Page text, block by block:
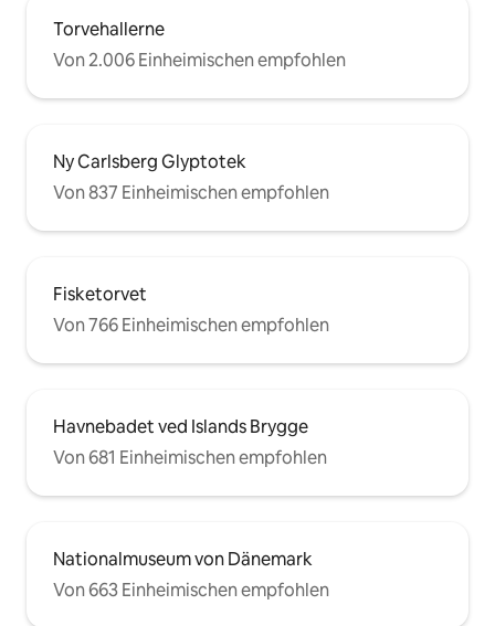
Torvehallerne
Von 2.006 Einheimischen empfohlen
Ny Carlsberg Glyptotek
Von 837 Einheimischen empfohlen
Fisketorvet
Von 766 Einheimischen empfohlen
Havnebadet ved Islands Brygge
Von 681 Einheimischen empfohlen
Nationalmuseum von Dänemark
Von 663 Einheimischen empfohlen